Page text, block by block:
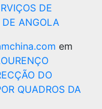
DE
DE ANGOLA
em
DO
QUADROS DA